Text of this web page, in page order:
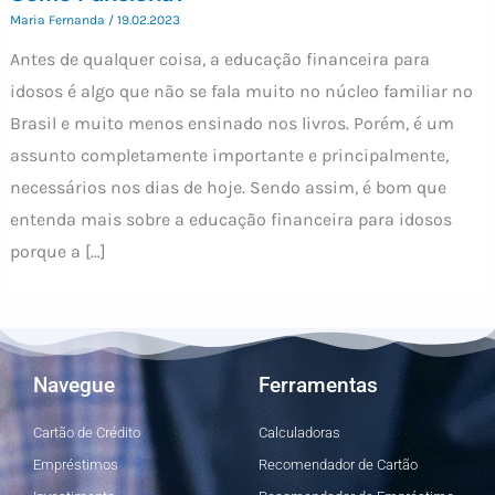
Maria Fernanda / 19.02.2023
Antes de qualquer coisa, a educação financeira para
idosos é algo que não se fala muito no núcleo familiar no
Brasil e muito menos ensinado nos livros. Porém, é um
assunto completamente importante e principalmente,
necessários nos dias de hoje. Sendo assim, é bom que
entenda mais sobre a educação financeira para idosos
porque a […]
Navegue
Cartão de Crédito
Empréstimos
Ferramentas
Calculadoras
Recomendador de Cartão